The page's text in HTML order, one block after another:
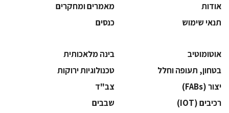
אודות
מאמרים ומחקרים
תנאי שימוש
כנסים
אוטומוטיב
בינה מלאכותית
בטחון, תעופה וחלל
‫טכנולוגיות ירוקות‬
‫יצור (‪(FABs‬‬
‫צב"ד‬
‫רכיבים‬ (IOT)
‫שבבים‬